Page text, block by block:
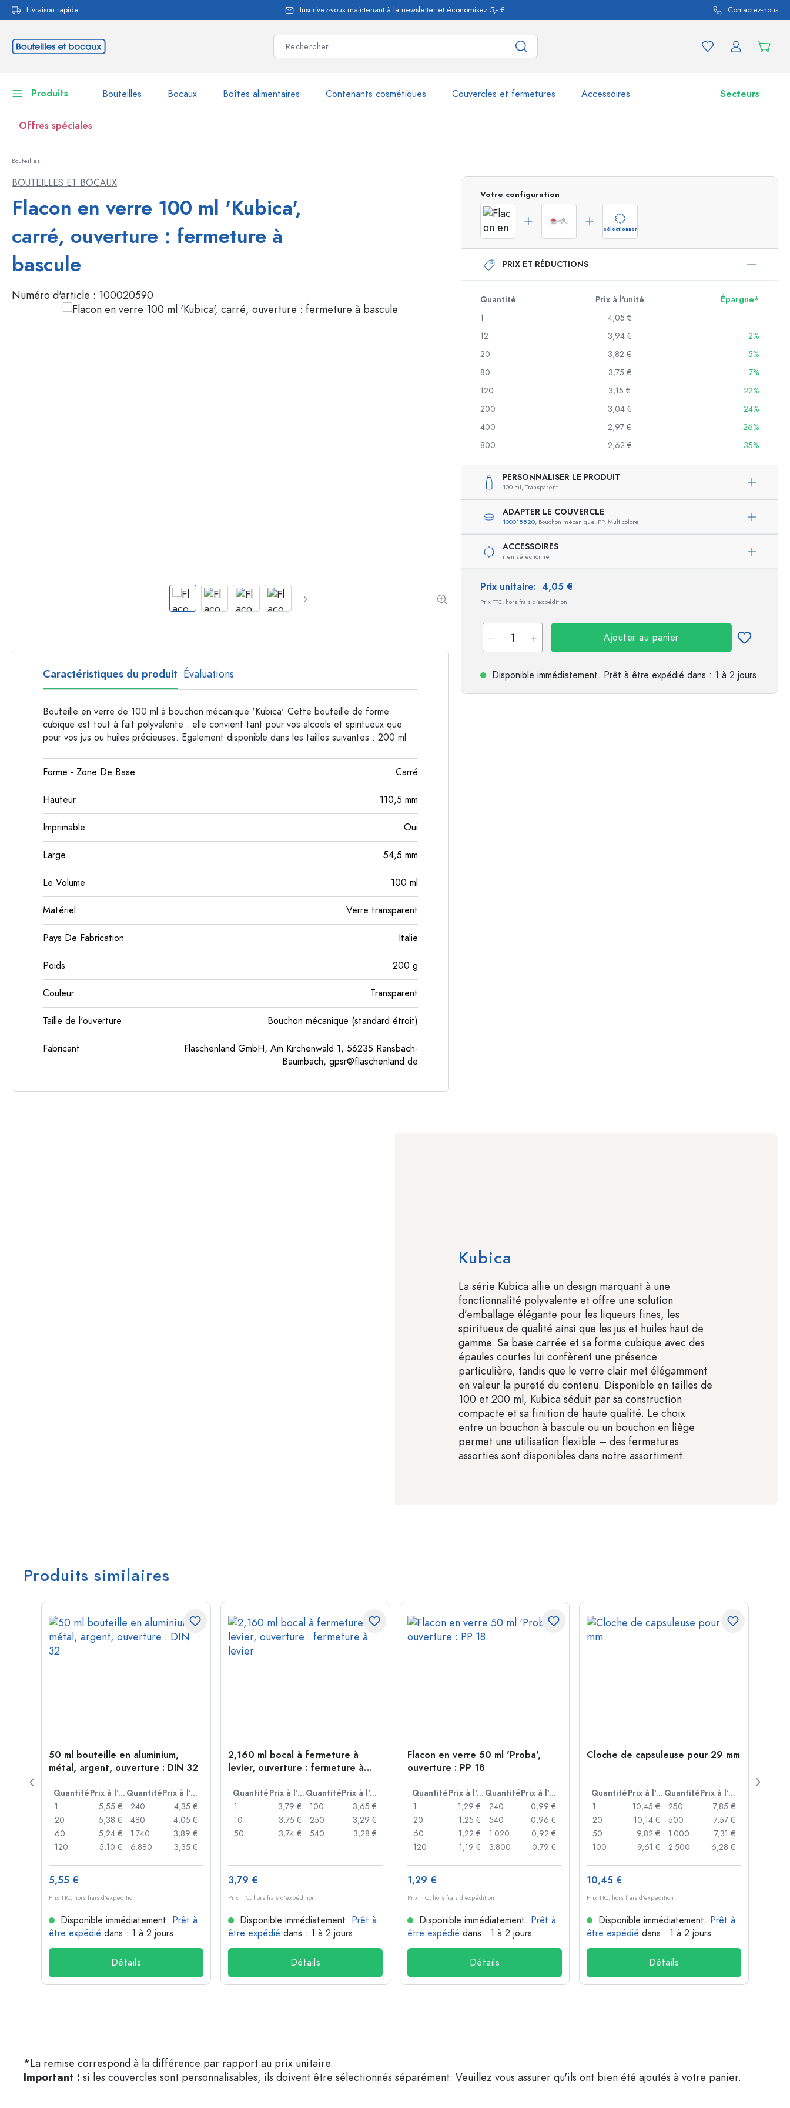
Passer à la navigation principale
Livraison rapide Inscrivez-vous maintenant à la newsletter et économisez 5,- € Contactez-nous
Produits Bouteilles Bocaux Boîtes alimentaires Contenants cosmétiques Couvercles et fermetures Accessoires Secteurs
Offres spéciales
Vaisselle
Bouteilles par marque
Bouteilles en verre 750 ml
Bouteilles en verre 1000 ml
Flacons airless
Bouteilles de gin
Bouteilles de Noël
Bouteilles décoratives
Bouteilles polygonales
Bouteilles cylindriques
Bocaux
Découvrir maintenant
Acheter maintenant
Bouteilles
BOUTEILLES ET BOCAUX
Flacon en verre 100 ml 'Kubica',
carré, ouverture : fermeture à
bascule
Numéro d'article : 100020590
Votre configuration
sélectionner
PRIX ET RÉDUCTIONS
Quantité Prix à l'unité
Épargne*
1
4,05 €
12
3,94 €
2%
20
3,82 €
5%
80
3,75 €
7%
120
3,15 €
22%
200
3,04 €
24%
400
2,97 €
26%
800
2,62 € 35%
PERSONNALISER LE PRODUIT
100 ml, Transparent
ADAPTER LE COUVERCLE
100018820, Bouchon mécanique, PP, Multicolore
ACCESSOIRES
rien sélectionné
Prix unitaire: 4,05 €
Prix TTC, hors frais d'expédition
Ajouter au panier
Disponible immédiatement. Prêt à être expédié dans : 1 à 2 jours
Caractéristiques du produit Évaluations
Bouteille en verre de 100 ml à bouchon mécanique 'Kubica' Cette bouteille de forme
cubique est tout à fait polyvalente : elle convient tant pour vos alcools et spiritueux que
pour vos jus ou huiles précieuses. Egalement disponible dans les tailles suivantes : 200 ml
Forme - Zone De Base Carré
Hauteur 110,5 mm
Imprimable Oui
Large 54,5 mm
Le Volume 100 ml
Matériel Verre transparent
Pays De Fabrication Italie
Poids 200 g
Couleur Transparent
Taille de l'ouverture Bouchon mécanique (standard étroit)
Fabricant
Flaschenland GmbH, Am Kirchenwald 1, 56235 Ransbach-
Baumbach, gpsr@flaschenland.de
Kubica
La série Kubica allie un design marquant à une
fonctionnalité polyvalente et offre une solution
d’emballage élégante pour les liqueurs fines, les
spiritueux de qualité ainsi que les jus et huiles haut de
gamme. Sa base carrée et sa forme cubique avec des
épaules courtes lui confèrent une présence
particulière, tandis que le verre clair met élégamment
en valeur la pureté du contenu. Disponible en tailles de
100 et 200 ml, Kubica séduit par sa construction
compacte et sa finition de haute qualité. Le choix
entre un bouchon à bascule ou un bouchon en liège
permet une utilisation flexible – des fermetures
assorties sont disponibles dans notre assortiment.
Produits similaires
50 ml bouteille en aluminium,
métal, argent, ouverture : DIN 32
Quantité Prix à l'unité Quantité
Prix à l'unité
1
5,55 €
20
5,38 €
60
5,24 €
120
5,10 €
240
4,35 €
480
4,05 €
1.740
3,89 €
6.880
3,35 €
5,55 €
Prix TTC, hors frais d'expédition
Disponible immédiatement. Prêt à
être expédié dans : 1 à 2 jours
Détails
2,160 ml bocal à fermeture à
levier, ouverture : fermeture à
levier
Quantité Prix à l'unité Quantité
Prix à l'unité
1
3,79 €
10
3,75 €
50
3,74 €
100
3,65 €
250
3,29 €
540
3,28 €
3,79 €
Prix TTC, hors frais d'expédition
Disponible immédiatement. Prêt à
être expédié dans : 1 à 2 jours
Détails
Flacon en verre 50 ml 'Proba',
ouverture : PP 18
Quantité Prix à l'unité Quantité
Prix à l'unité
1
1,29 €
20
1,25 €
60
1,22 €
120
1,19 €
240
0,99 €
540
0,96 €
1.020
0,92 €
3.800
0,79 €
1,29 €
Prix TTC, hors frais d'expédition
Disponible immédiatement. Prêt à
être expédié dans : 1 à 2 jours
Détails
Cloche de capsuleuse pour 29 mm
Quantité Prix à l'unité Quantité
Prix à l'unité
1
10,45 €
20
10,14 €
50
9,82 €
100
9,61 €
250
7,85 €
500
7,57 €
1.000
7,31 €
2.500
6,28 €
10,45 €
Prix TTC, hors frais d'expédition
Disponible immédiatement. Prêt à
être expédié dans : 1 à 2 jours
Détails
*La remise correspond à la différence par rapport au prix unitaire.
Important : si les couvercles sont personnalisables, ils doivent être sélectionnés séparément. Veuillez vous assurer qu'ils ont bien été ajoutés à votre panier.